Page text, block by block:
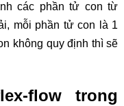
các phần tử con từ
mỗi phần tử con là 1
không quy định thì sẽ
flow trong